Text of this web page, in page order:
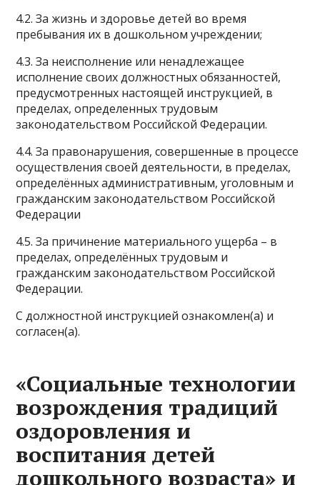
4.2. За жизнь и здоровье детей во время
пребывания их в дошкольном учреждении;
4.3. За неисполнение или ненадлежащее
исполнение своих должностных обязанностей,
предусмотренных настоящей инструкцией, в
пределах, определенных трудовым
законодательством Российской Федерации.
4.4. За правонарушения, совершенные в процессе
осуществления своей деятельности, в пределах,
определённых административным, уголовным и
гражданским законодательством Российской
Федерации
4.5. За причинение материального ущерба – в
пределах, определённых трудовым и
гражданским законодательством Российской
Федерации.
С должностной инструкцией ознакомлен(а) и
согласен(а).
«Социальные технологии
возрождения традиций
оздоровления и
воспитания детей
дошкольного возраста» и